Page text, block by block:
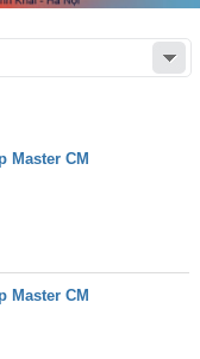
Master CM
Master CM